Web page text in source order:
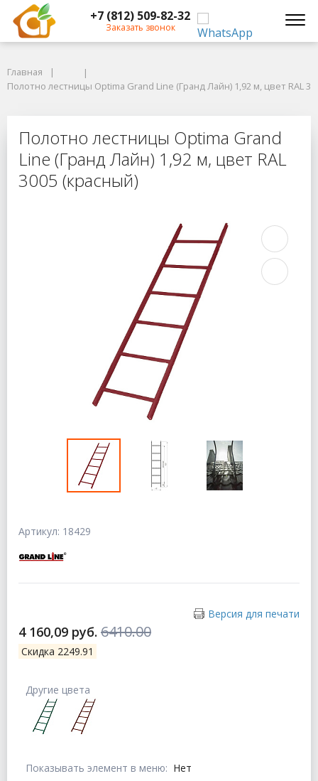
+7 (812) 509-82-32
Заказать звонок
Полотно лестницы Optima Grand Line (Гранд Лайн) 1,92 м, цвет RAL
Полотно лестницы Optima Grand
Главная
Полотно лестницы Optima Grand Line (Гранд Лайн) 1,92 м, цвет RAL
Полотно лестницы Optima Grand
Line (Гранд Лайн) 1,92 м, цвет RAL
3005 (красный)
Артикул: 18429
Версия для печати
4 160,09 руб. 6410.00
Скидка 2249.91
Показывать элемент в меню: Нет
Другие цвета